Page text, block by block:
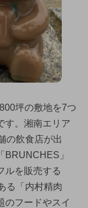
坪の敷地を7つ
す。湘南エリア
の飲食店が出
BRUNCHES」
ルを販売する
る「内村精肉
のフードやスイ